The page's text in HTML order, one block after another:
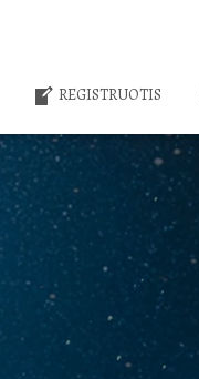
REGISTRUOTIS